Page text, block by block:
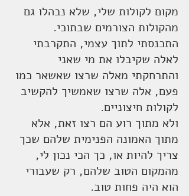
מקום לקולות שלי, שלא נבהלו גם
מהקולות הצורמים שבתוכי.
התכנסתי לתוך עצמי, התקרבתי
לאלה שקיבלו את מי שאני
והתרחקתי מאלה שרצו שאשאר כמו
פעם, אלה שרצו שאמשיך להקשיב
לקולות חיצוניים.
ולא מתוך רוע הם רצו זאת, אלא
מתוך האמונה הפנימית שלהם שכך
צריך להיות או, כך הכי נכון לי,
מהמקום הטוב שלהם, רק שעבורי
הוא היה פחות טוב.